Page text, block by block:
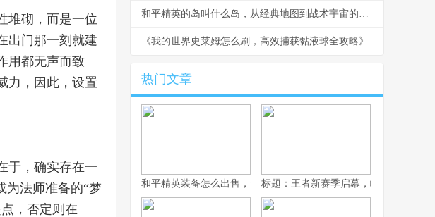
堆砌，而是一位
出门那一刻就建
用都无声而致
力，因此，设置
于，确实存在一
为法师准备的“梦
，否定则在
和平精英的岛叫什么岛，从经典地图到战术宇宙的副标题
《我的世界史莱姆怎么刷，高效捕获黏液球全攻略》
热门文章
和平精英装备怎么出售，资深玩家的交易谋略副标题，虚拟战场的
标题：王者新赛季启幕，峡谷变革与玩